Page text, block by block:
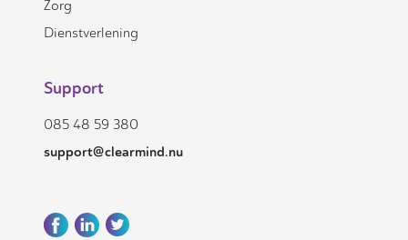
Zorg
Dienstverlening
Support
085 48 59 380
support@clearmind.nu